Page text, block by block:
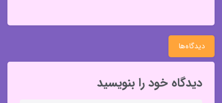
دیدگاه‌ها
دیدگاه خود را بنویسید